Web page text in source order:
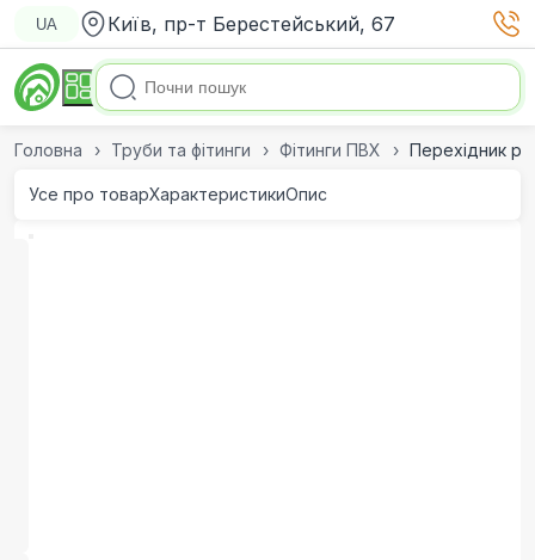
UA Київ, пр-т Берестейський, 67
Головна Труби та фітинги Фітинги ПВХ Перехідник
Усе про товарХарактеристикиОпис